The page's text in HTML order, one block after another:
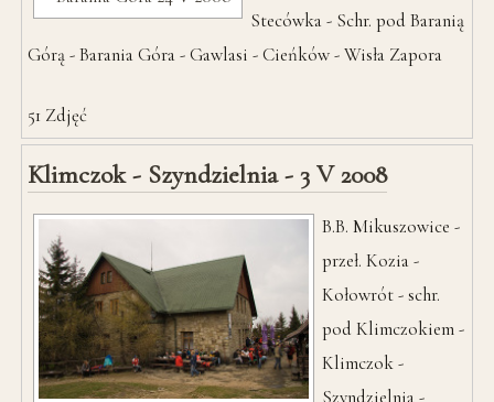
Stecówka - Schr. pod Baranią
Górą - Barania Góra - Gawlasi - Cieńków - Wisła Zapora
51 Zdjęć
Klimczok - Szyndzielnia - 3 V 2008
B.B. Mikuszowice -
przeł. Kozia -
Kołowrót - schr.
pod Klimczokiem -
Klimczok -
Szyndzielnia -